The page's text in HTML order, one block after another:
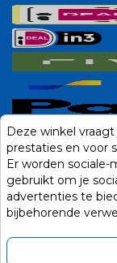
Deze winkel
prestaties en voor
Er worden sociale-
gebruikt om je
advertenties te
bijbehorende